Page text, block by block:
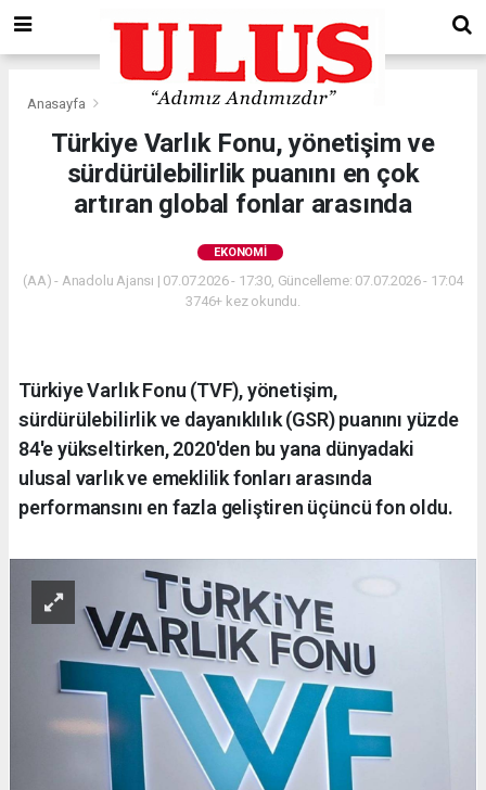
Anasayfa Ekonomi
Türkiye Varlık Fonu, yönetişim ve
sürdürülebilirlik puanını en çok
artıran global fonlar arasında
EKONOMI
(AA) - Anadolu Ajansı | 07.07.2026 - 17:30, Güncelleme: 07.07.2026 - 17:04
3746+ kez okundu.
Türkiye Varlık Fonu (TVF), yönetişim,
sürdürülebilirlik ve dayanıklılık (GSR) puanını yüzde
84'e yükseltirken, 2020'den bu yana dünyadaki
ulusal varlık ve emeklilik fonları arasında
performansını en fazla geliştiren üçüncü fon oldu.